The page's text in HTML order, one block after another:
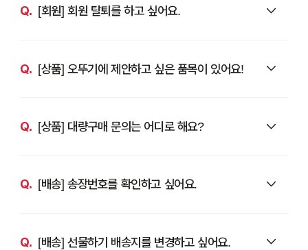
[회원] 회원 탈퇴를 하고 싶어요.
[상품] 오뚜기에 제안하고 싶은 품목이 있어요!
[상품] 대량구매 문의는 어디로 해요?
[배송] 송장번호를 확인하고 싶어요.
[배송] 선물하기 배송지를 변경하고 싶어요.